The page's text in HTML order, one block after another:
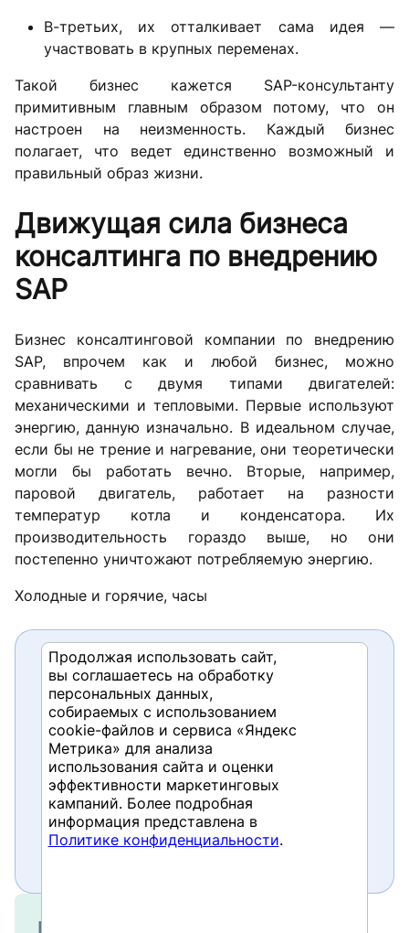
В-третьих, их отталкивает сама идея —
участвовать в крупных переменах.
Такой бизнес кажется SAP-консультанту
примитивным главным образом потому, что он
настроен на неизменность. Каждый бизнес
полагает, что ведет единственно возможный и
правильный образ жизни.
Движущая сила бизнеса
консалтинга по внедрению
SAP
Бизнес консалтинговой компании по внедрению
SAP, впрочем как и любой бизнес, можно
сравнивать с двумя типами двигателей:
механическими и тепловыми. Первые используют
энергию, данную изначально. В идеальном случае,
если бы не трение и нагревание, они теоретически
могли бы работать вечно. Вторые, например,
паровой двигатель, работает на разности
температур котла и конденсатора. Их
производительность гораздо выше, но они
постепенно уничтожают потребляемую энергию.
Холодные и горячие, часы
Если хотите прочитать статью
полностью и оставить свои
комментарии присоединяйтесь
кsapland
Зарегистрироваться
У вас уже есть учетная запись?
Курсы и тренинги
Продолжая использовать сайт,
вы соглашаетесь на обработку
персональных данных,
собираемых с использованием
cookie-файлов и сервиса «Яндекс
Метрика» для анализа
использования сайта и оценки
эффективности маркетинговых
кампаний. Более подробная
информация представлена в
Политике конфиденциальности.